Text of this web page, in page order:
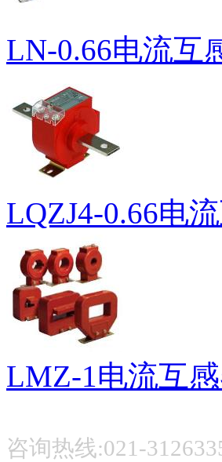
LN-0.66电流互
LQZJ4-0.66电
LMZ-1电流互
咨询热线:021-